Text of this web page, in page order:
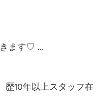
きます♡ …
歴10年以上スタッフ在